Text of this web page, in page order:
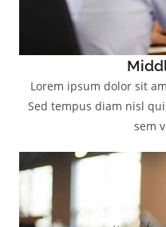
Lorem ipsum dolor sit
Sed tempus diam nisl
sem